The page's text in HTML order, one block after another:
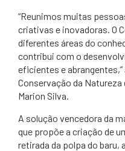
“Reunimos muitas
criativas e inovadoras. O
diferentes áreas do
contribui com o
eficientes e
Conservação da
Marion Silva.
A solução vencedora da
que propõe a criação de
retirada da polpa do baru,